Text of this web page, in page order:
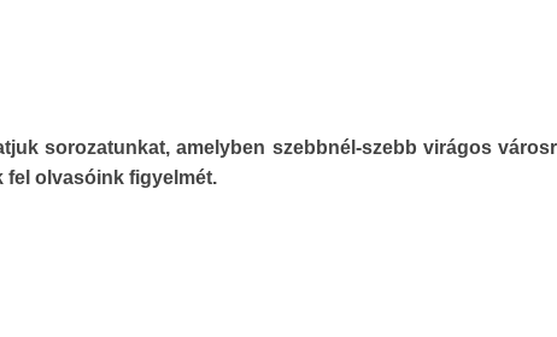
sorozatunkat, amelyben szebbnél-szebb virágos
fel olvasóink figyelmét.